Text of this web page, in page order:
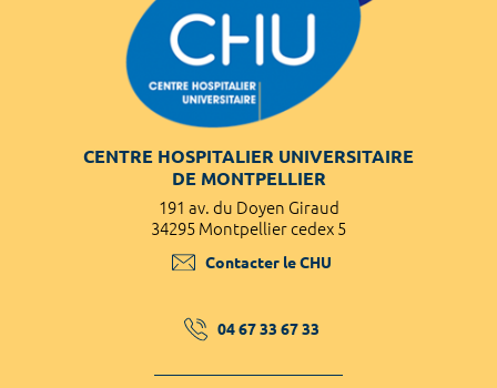
CENTRE HOSPITALIER UNIVERSITAIRE
DE MONTPELLIER
191 av. du Doyen Giraud
34295 Montpellier cedex 5
Contacter le CHU
04 67 33 67 33